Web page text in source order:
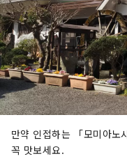
만약 인접하는 「모미아노
꼭 맛보세요.